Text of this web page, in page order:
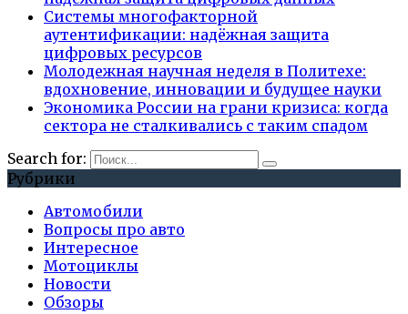
Системы многофакторной
аутентификации: надёжная защита
цифровых ресурсов
Молодежная научная неделя в Политехе:
вдохновение, инновации и будущее науки
Экономика России на грани кризиса: когда
сектора не сталкивались с таким спадом
Search for:
Рубрики
Автомобили
Вопросы про авто
Интересное
Мотоциклы
Новости
Обзоры